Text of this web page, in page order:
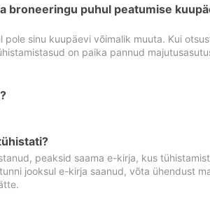
broneeringu puhul peatumise
sinu kuupäevi võimalik muuta. Kui
on paika pannud
peaksid saama e-kirja, kus
jooksul e-kirja saanud, võta ühendust